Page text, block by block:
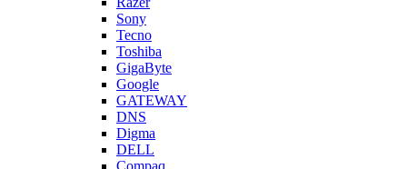
Sony
Tecno
Toshiba
GigaByte
Google
GATEWAY
DNS
Digma
DELL
Compaq